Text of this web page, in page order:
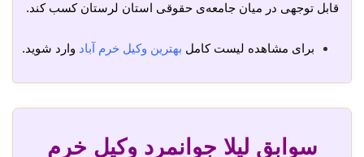
قابل توجهی در میان جامعه‌ی حقوقی استان لرستان کسب کند.
برای مشاهده لیست کامل بهترین وکیل خرم آباد وارد شوید.
سوابق لیلا جوانمرد وکیل خرم